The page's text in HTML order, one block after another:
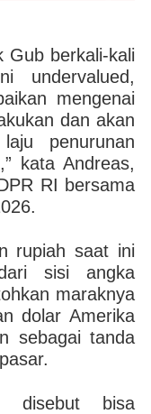
Gub berkali-kali
undervalued,
mengenai
dan akan
penurunan
kata Andreas,
RI bersama
rupiah saat ini
sisi angka
maraknya
dolar Amerika
sebagai tanda
disebut bisa